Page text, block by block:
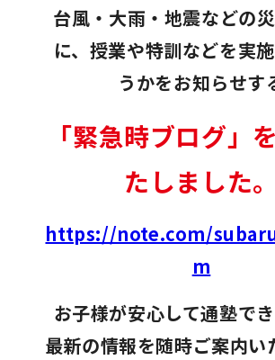
台風・大雨・地震などの
に、授業や特訓などを実
うかをお知らせす
「緊急時ブログ」
たしました。
https://note.com/
m
お子様が安心して通塾でき
最新の情報を随時ご案内い